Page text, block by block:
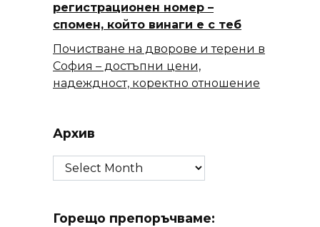
регистрационен номер –
спомен, който винаги е с теб
Почистване на дворове и терени в
София – достъпни цени,
надеждност, коректно отношение
Архив
Архив
Горещо препоръчваме: